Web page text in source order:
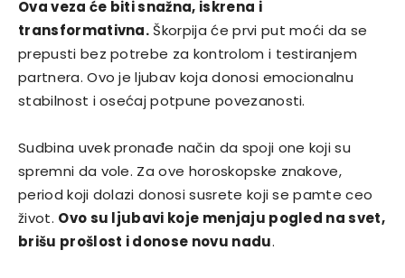
Ova veza će biti snažna, iskrena i
transformativna. Škorpija će prvi put moći da se
prepusti bez potrebe za kontrolom i testiranjem
partnera. Ovo je ljubav koja donosi emocionalnu
stabilnost i osećaj potpune povezanosti.
Sudbina uvek pronađe način da spoji one koji su
spremni da vole. Za ove horoskopske znakove,
period koji dolazi donosi susrete koji se pamte ceo
život. Ovo su ljubavi koje menjaju pogled na svet,
brišu prošlost i donose novu nadu.